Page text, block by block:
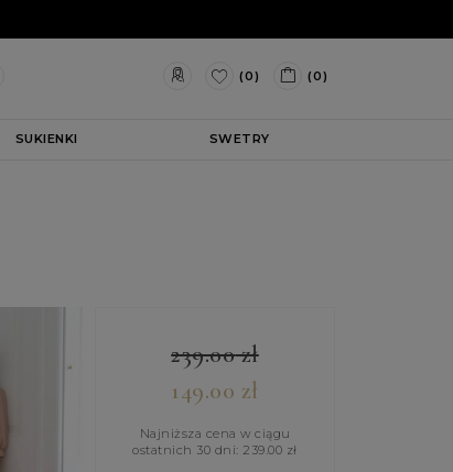
(0) (0)
SUKIENKI SWETRY
239.00zł
149.00 zł
Najniższa cena w ciągu
ostatnich 30 dni: 239.00 zł